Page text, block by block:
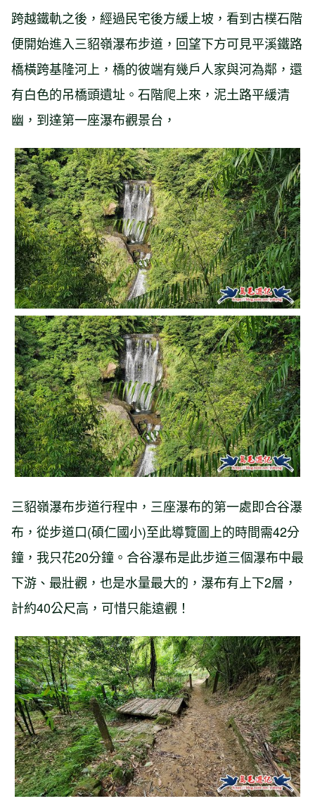
跨越鐵軌之後，經過民宅後方緩上坡，看到古樸石階
便開始進入三貂嶺瀑布步道，回望下方可見平溪鐵路
橋橫跨基隆河上，橋的彼端有幾戶人家與河為鄰，還
有白色的吊橋頭遺址。石階爬上來，泥土路平緩清
幽，到達第一座瀑布觀景台，
三貂嶺瀑布步道行程中，三座瀑布的第一處即合谷瀑
布，從步道口(碩仁國小)至此導覽圖上的時間需42分
鐘，我只花20分鐘。合谷瀑布是此步道三個瀑布中最
下游、最壯觀，也是水量最大的，瀑布有上下2層，
計約40公尺高，可惜只能遠觀！